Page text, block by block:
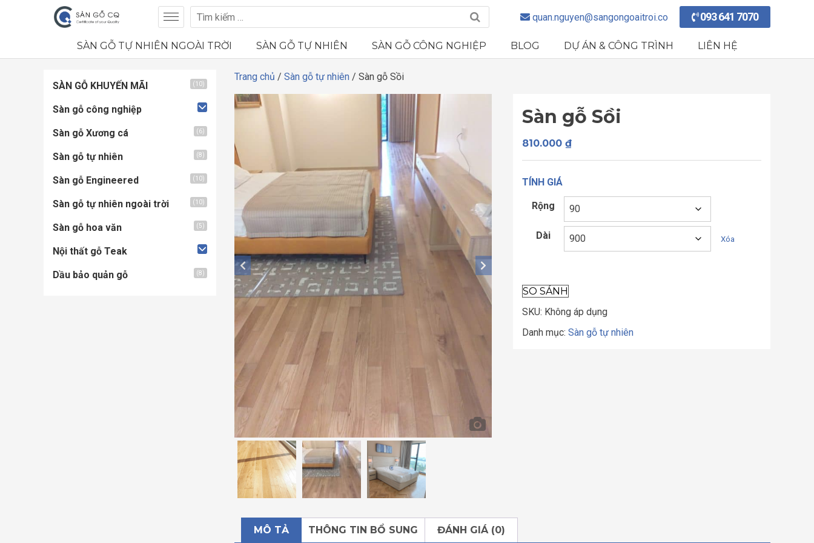
quan.nguyen@sangongoaitroi.co 093 641 7070
SÀN GỖ TỰ NHIÊN NGOÀI TRỜI SÀN GỖ TỰ NHIÊN SÀN GỖ CÔNG NGHIỆP BLOG DỰ ÁN & CÔNG TRÌNH LIÊN HỆ
Trang chủ / Sàn gỗ tự nhiên / Sàn gỗ Sồi
Sàn gỗ Sồi
810.000₫
TÍNH GIÁ
Rộng
Dài Xóa
SO SÁNH
SKU: Không áp dụng
Danh mục:Sàn gỗ tự nhiên
MÔ TẢ THÔNG TIN BỔ SUNG ĐÁNH GIÁ (0)
SÀN GỖ KHUYẾN MÃI (10)
Sàn gỗ công nghiệp
Sàn gỗ Xương cá (6)
Sàn gỗ tự nhiên (8)
Sàn gỗ Engineered (10)
Sàn gỗ tự nhiên ngoài trời (10)
Sàn gỗ hoa văn (5)
Nội thất gỗ Teak
Dầu bảo quản gỗ (8)